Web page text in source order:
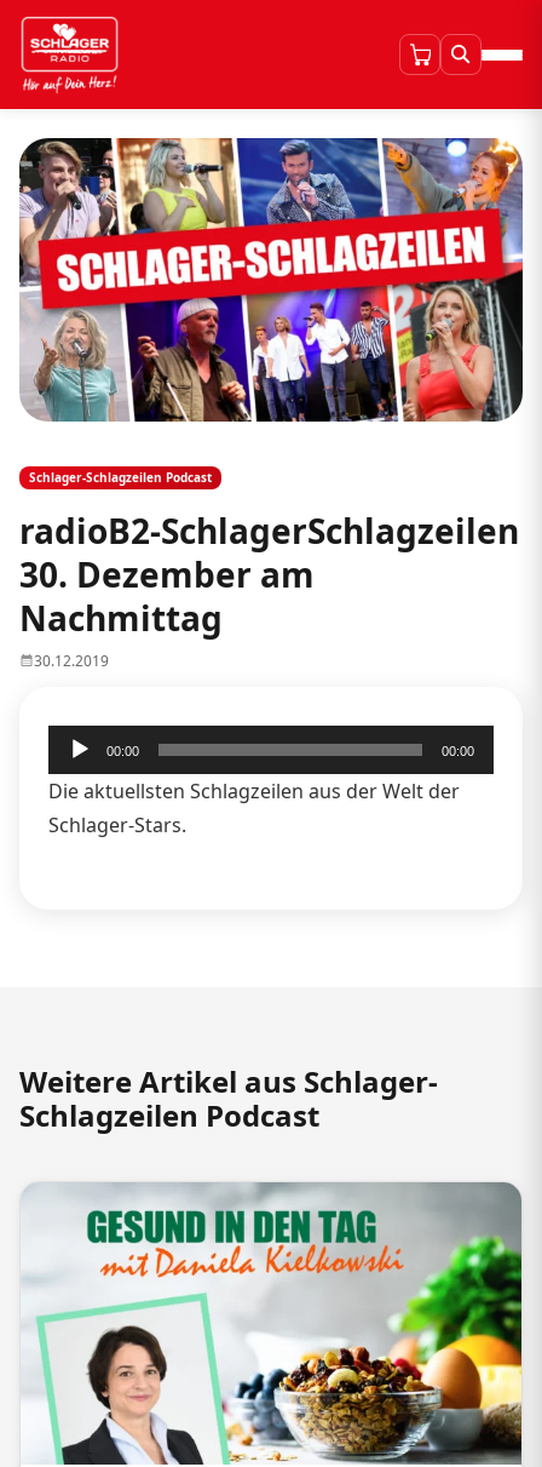
Schlager-Schlagzeilen Podcast
radioB2-SchlagerSchlagzeilen
30. Dezember am
Nachmittag
30.12.2019
Audio-
Player
00:00 00:00
Die aktuellsten Schlagzeilen aus der Welt der
Schlager-Stars.
Weitere Artikel aus Schlager-
Schlagzeilen Podcast